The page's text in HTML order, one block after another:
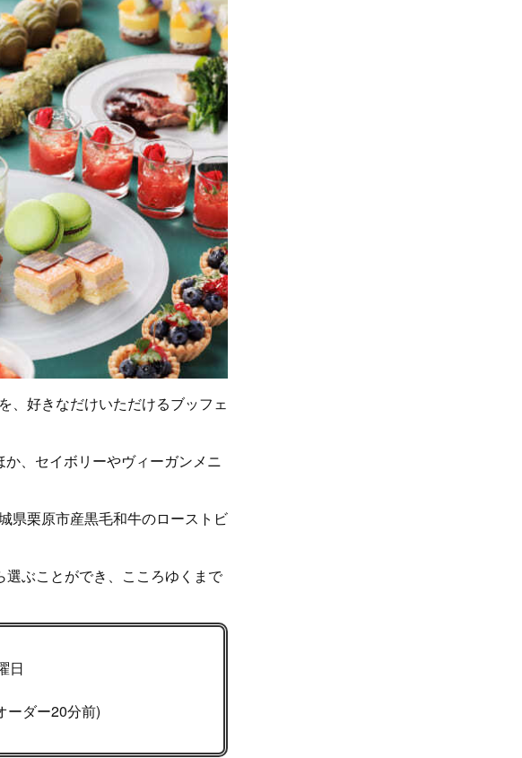
、好きなだけいただけるブッフェ
、セイボリーやヴィーガンメニ
県栗原市産黒毛和牛のローストビ
選ぶことができ、こころゆくまで
日
ーダー20分前)